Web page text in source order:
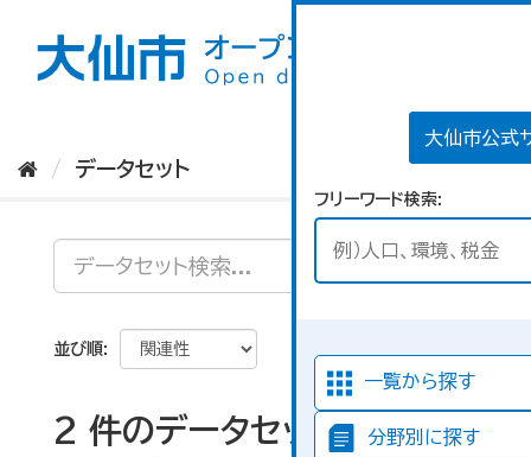
大仙市公式
フリーワード検索
一覧から探す
分野別に探す
データセット
並び順
2 件のデータセットが見つか